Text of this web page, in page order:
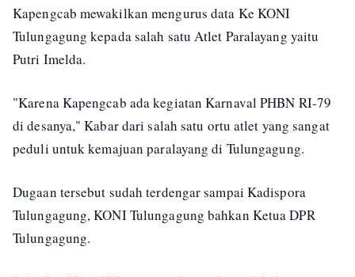
Kapengcab mewakilkan mengurus data Ke KONI
Tulungagung kepada salah satu Atlet Paralayang yaitu
Putri Imelda.
"Karena Kapengcab ada kegiatan Karnaval PHBN RI-79
di desanya," Kabar dari salah satu ortu atlet yang sangat
peduli untuk kemajuan paralayang di Tulungagung.
Dugaan tersebut sudah terdengar sampai Kadispora
Tulungagung, KONI Tulungagung bahkan Ketua DPR
Tulungagung.